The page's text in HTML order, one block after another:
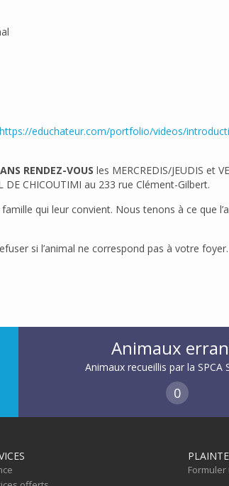
https://educhateur.com/portfolio/videos/
RENDEZ-VOUS les MERCREDIS/JEUDIS et
CHICOUTIMI au 233 rue Clément-Gilbert.
qui leur convient. Nous tenons à ce que
si l’animal ne correspond pas à votre foyer.
Animaux
Animaux recueillis par la SPCA
0